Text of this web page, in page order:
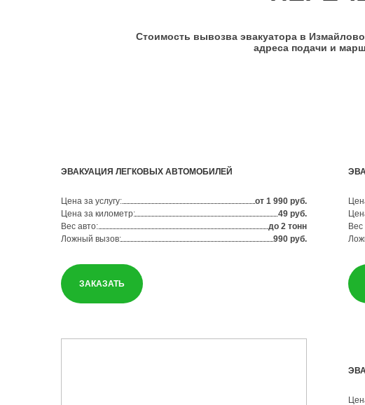
Стоимость вывозва эвакуатора в
адреса подачи и
ЭВАКУАЦИЯ ЛЕГКОВЫХ АВТОМОБИЛЕЙ
Цена за услугу:
от 1 990 руб.
Цена за километр:
49 руб.
Вес авто:
до 2 тонн
Ложный вызов:
990 руб.
ЗАКАЗАТЬ
Вес